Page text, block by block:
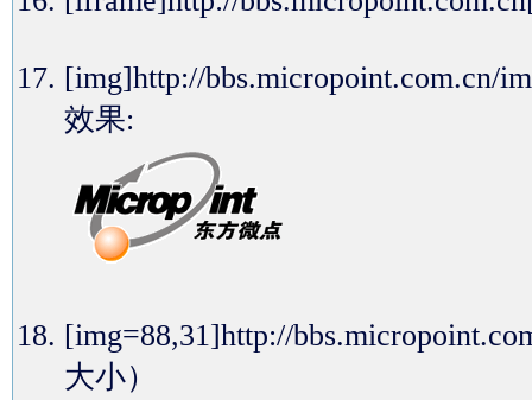
[img]http://
效果:
[img=88,31]http://
大小）